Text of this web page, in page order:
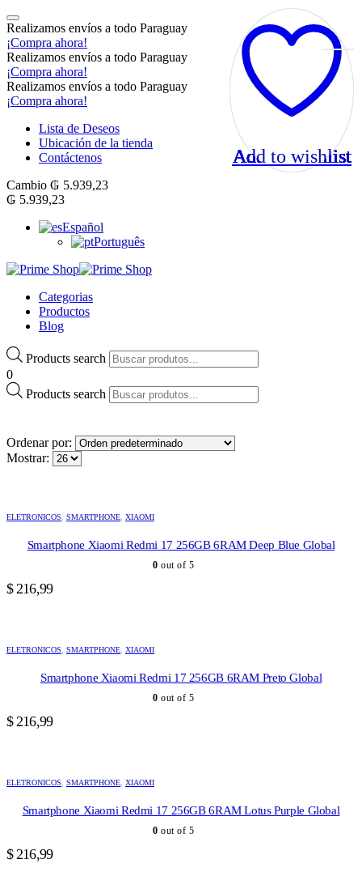
Realizamos envíos a todo Paraguay
¡Compra ahora!
Realizamos envíos a todo Paraguay
¡Compra ahora!
Realizamos envíos a todo Paraguay
¡Compra ahora!
Lista de Deseos
Ubicación de la tienda
Contáctenos
Cambio ₲ 5.939,23
₲ 5.939,23
Español
Português
Categorias
Productos
Blog
Products search
0
Products search
Ordenar por:
Mostrar:
Add to wishlist
ELETRONICOS SMARTPHONE XIAOMI
Smartphone Xiaomi Redmi 17 256GB 6RAM Deep Blue Global
0 out of 5
$216,99
Add to wishlist
ELETRONICOS SMARTPHONE XIAOMI
Smartphone Xiaomi Redmi 17 256GB 6RAM Preto Global
0 out of 5
$216,99
Add to wishlist
ELETRONICOS SMARTPHONE XIAOMI
Smartphone Xiaomi Redmi 17 256GB 6RAM Lotus Purple Global
0 out of 5
$216,99
Add to wishlist
Add to wishlist
Add to wishlist
Add to wishlist
Add to wishlist
Add to wishlist
Add to wishlist
Add to wishlist
Add to wishlist
Add to wishlist
Add to wishlist
Add to wishlist
Add to wishlist
Add to wishlist
Add to wishlist
Add to wishlist
Add to wishlist
Add to wishlist
Add to wishlist
Add to wishlist
Add to wishlist
Add to wishlist
Add to wishlist